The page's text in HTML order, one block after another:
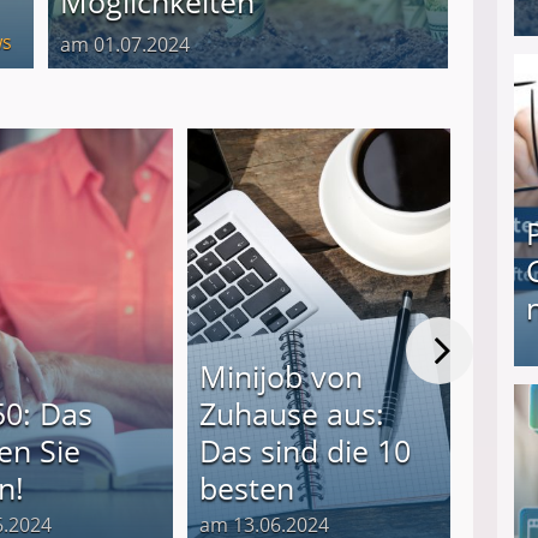
am 01.07.2024
Das
Sie
Minijob von
Zuhause aus:
Das sind die 10
besten
am 13.06.2024 am
I❶I Schnell Geld verdienen: 20 seriöse
Produkttester werden und Geld verdienen ↻